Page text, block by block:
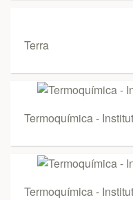
Terra
Termoquímica -
Termoquímica -